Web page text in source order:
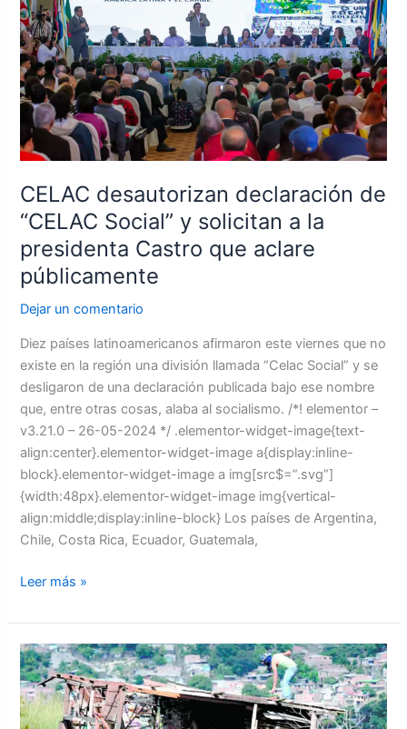
CELAC desautorizan declaración de
“CELAC Social” y solicitan a la
presidenta Castro que aclare
públicamente
Dejar un comentario
Diez países latinoamericanos afirmaron este viernes que no
existe en la región una división llamada “Celac Social” y se
desligaron de una declaración publicada bajo ese nombre
que, entre otras cosas, alaba al socialismo. /*! elementor –
v3.21.0 – 26-05-2024 */ .elementor-widget-image{text-
align:center}.elementor-widget-image a{display:inline-
block}.elementor-widget-image a img[src$=”.svg”]
{width:48px}.elementor-widget-image img{vertical-
align:middle;display:inline-block} Los países de Argentina,
Chile, Costa Rica, Ecuador, Guatemala,
“CELAC
Social”
y
solicitan
a
presidenta
Castro
que
aclare
públicamente
Leer más »
Según
informe
de
la